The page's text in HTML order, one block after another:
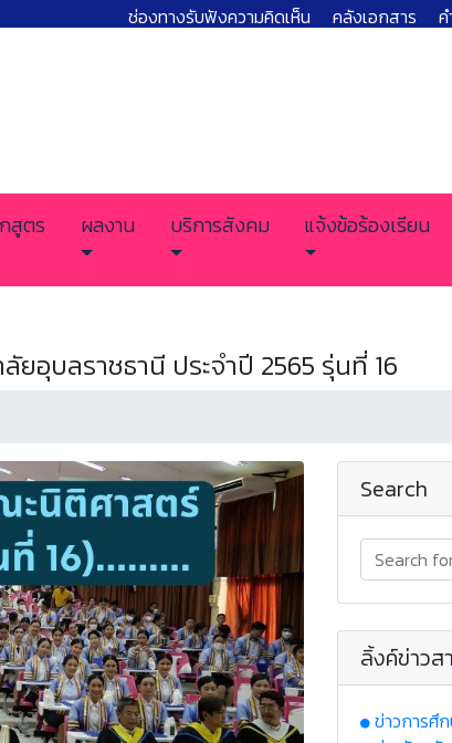
ช่องทางรับฟังความคิดเห็น คลังเอกสาร
สูตร ผลงาน บริการสังคม แจ้งข้อร้องเรียน
บลราชธานี ประจำปี 2565 รุ่นที่ 16
Search
ลิ้งค์ข่าวส
ข่าวการศึ